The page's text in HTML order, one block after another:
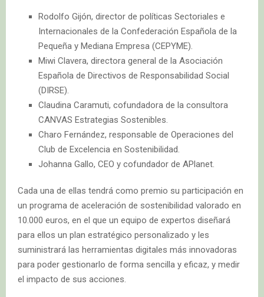
Rodolfo Gijón, director de políticas Sectoriales e
Internacionales de la Confederación Española de la
Pequeña y Mediana Empresa (CEPYME).
Miwi Clavera, directora general de la Asociación
Española de Directivos de Responsabilidad Social
(DIRSE).
Claudina Caramuti, cofundadora de la consultora
CANVAS Estrategias Sostenibles.
Charo Fernández, responsable de Operaciones del
Club de Excelencia en Sostenibilidad.
Johanna Gallo, CEO y cofundador de APlanet.
Cada una de ellas tendrá como premio su participación en
un programa de aceleración de sostenibilidad valorado en
10.000 euros, en el que un equipo de expertos diseñará
para ellos un plan estratégico personalizado y les
suministrará las herramientas digitales más innovadoras
para poder gestionarlo de forma sencilla y eficaz, y medir
el impacto de sus acciones.